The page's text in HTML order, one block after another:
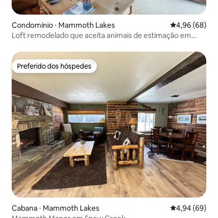
Condomínio ⋅ Mammoth Lakes 4,96 de uma
4,96 (68)
Loft remodelado que aceita animais de estimação em
Preferido dos hóspedes
Preferido dos hóspedes
Cabana ⋅ Mammoth Lakes 4,94 de uma
4,94 (69)